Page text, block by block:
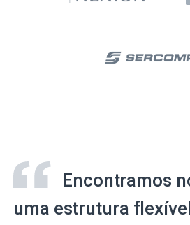
Encontramos
uma estrutura